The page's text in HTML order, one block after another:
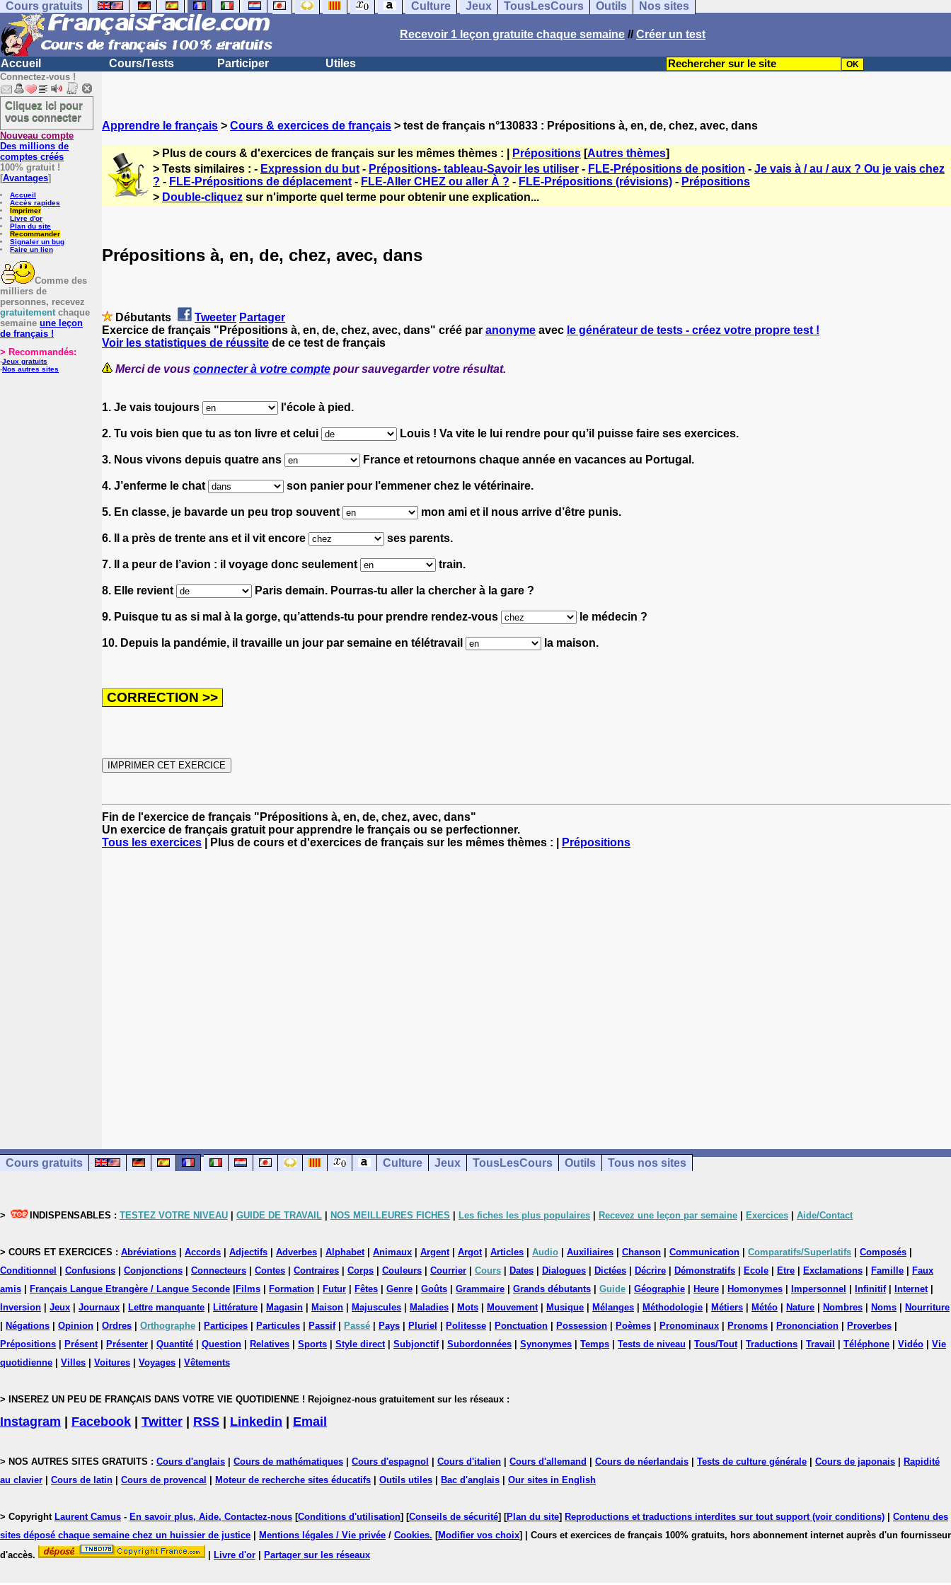
Cours gratuits Culture Jeux TousLesCours Outils Nos sites
Recevoir 1 leçon gratuite chaque semaine //Créer un test
Accueil Cours/Tests Participer Utiles
Connectez-vous !
Cliquez ici pour
vous connecter
Nouveau compte
Des millions de
comptes créés
100% gratuit !
[Avantages]
Accueil
Accès rapides
Imprimer
Livre d'or
Plan du site
Recommander
Signaler un bug
Faire un lien
Comme des
milliers de
personnes, recevez
gratuitementchaque
semaine une leçon
de français !
> Recommandés:
-Jeux gratuits
-Nos autres sites
Apprendre le français > Cours & exercices de français > test de français n°130833 : Prépositions à, en, de, chez, avec, dans
> Plus de cours & d'exercices de français sur les mêmes thèmes : | Prépositions [Autres thèmes]
> Tests similaires : - Expression du but - Prépositions- tableau-Savoir les utiliser - FLE-Prépositions de position - Je vais à / au / aux ? Ou je vais chez
? - FLE-Prépositions de déplacement - FLE-Aller CHEZ ou aller À ? - FLE-Prépositions (révisions) - Prépositions
> Double-cliquez sur n'importe quel terme pour obtenir une explication...
Prépositions à, en, de, chez, avec, dans
Débutants Tweeter Partager
Exercice de français "Prépositions à, en, de, chez, avec, dans" créé par anonyme avec le générateur de tests - créez votre propre test !
Voir les statistiques de réussite de ce test de français
Merci de vous connecter à votre compte pour sauvegarder votre résultat.
1. Je vais toujours l'école à pied.
2. Tu vois bien que tu as ton livre et celui Louis ! Va vite le lui rendre pour qu’il puisse faire ses exercices.
3. Nous vivons depuis quatre ans France et retournons chaque année en vacances au Portugal.
4. J’enferme le chat son panier pour l’emmener chez le vétérinaire.
5. En classe, je bavarde un peu trop souvent mon ami et il nous arrive d’être punis.
6. Il a près de trente ans et il vit encore ses parents.
7. Il a peur de l’avion : il voyage donc seulement train.
8. Elle revient Paris demain. Pourras-tu aller la chercher à la gare ?
9. Puisque tu as si mal à la gorge, qu’attends-tu pour prendre rendez-vous le médecin ?
10. Depuis la pandémie, il travaille un jour par semaine en télétravail la maison.
Fin de l'exercice de français "Prépositions à, en, de, chez, avec, dans"
Un exercice de français gratuit pour apprendre le français ou se perfectionner.
Tous les exercices | Plus de cours et d'exercices de français sur les mêmes thèmes : | Prépositions
Cours gratuits Culture Jeux TousLesCours Outils Tous nos sites
> INDISPENSABLES : TESTEZ VOTRE NIVEAU GUIDE DE TRAVAIL NOS MEILLEURES FICHES Les fiches les plus populaires Recevez une leçon par semaine Exercices Aide/Contact
> COURS ET EXERCICES : Abréviations Accords Adjectifs Adverbes Alphabet| Animaux Argent| Argot| Articles Audio Auxiliaires Chanson Communication Comparatifs/Superlatifs Composés
Conditionnel
Confusions Conjonctions Connecteurs Contes Contraires Corps Couleurs Courrier Cours Dates Dialogues Dictées Décrire Démonstratifs Ecole Etre Exclamations Famille
Faux
amis
Français Langue Etrangère / Langue Seconde Films Formation Futur Fêtes Genre Goûts Grammaire Grands débutants Guide Géographie Heure Homonymes Impersonnel Infinitif| Internet|
Inversion
Jeux Journaux Lettre manquante Littérature Magasin Maison Majuscules Maladies Mots Mouvement| Musique Mélanges Méthodologie Métiers Météo Nature Nombres Noms
Nourriture
Négations Opinion Ordres Orthographe Participes Particules Passif| Passé Pays Pluriel Politesse Ponctuation Possession Poèmes Pronominaux Pronoms Prononciation Proverbes
Prépositions
Présent| Présenter Quantité Question Relatives Sports Style direct| Subjonctif| Subordonnées Synonymes Temps Tests de niveau Tous/Tout| Traductions Travail Téléphone Vidéo
Vie
quotidienne
Villes Voitures Voyages Vêtements
> INSEREZ UN PEU DE FRANÇAIS DANS VOTRE VIE QUOTIDIENNE ! Rejoignez-nous gratuitement sur les réseaux :
Instagram Facebook Twitter RSS Linkedin Email
> NOS AUTRES SITES GRATUITS : Cours d'anglais Cours de mathématiques Cours d'espagnol Cours d'italien Cours d'allemand Cours de néerlandais Tests de culture générale Cours de japonais
Rapidité
au clavier
Cours de latin Cours de provencal Moteur de recherche sites éducatifs Outils utiles Bac d'anglais Our sites in English
> Copyright Laurent Camus - En savoir plus, Aide, Contactez-nous [Conditions d'utilisation] [Conseils de sécurité] [Plan du site] Reproductions et traductions interdites sur tout support (voir conditions)
Contenu des
sites déposé chaque semaine chez un huissier de justice
Mentions légales / Vie privée / Cookies. [Modifier vos choix]
| Cours et exercices de français 100% gratuits, hors abonnement internet auprès d'un fournisseur
d'accès.
Livre d'or Partager sur les réseaux